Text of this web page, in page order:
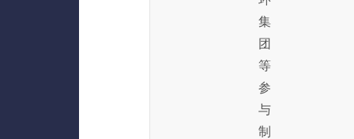
集
团
等
参
与
制